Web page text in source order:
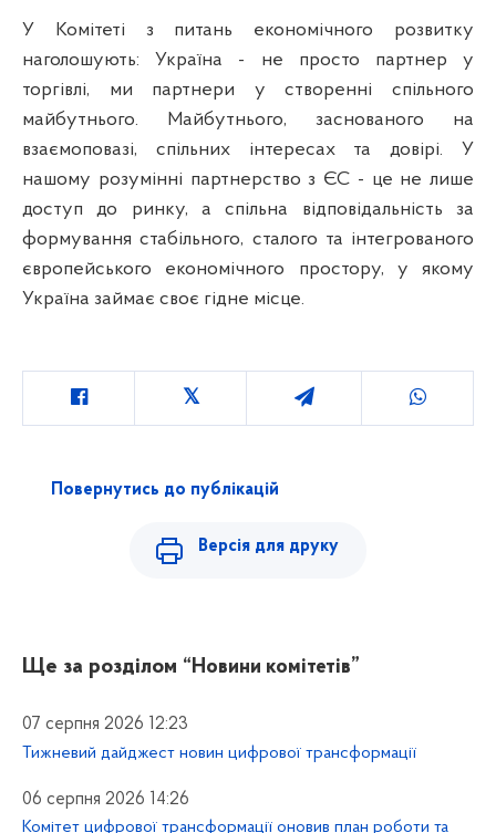
У Комітеті з питань економічного розвитку
наголошують: Україна - не просто партнер у
торгівлі, ми партнери у створенні спільного
майбутнього. Майбутнього, заснованого на
взаємоповазі, спільних інтересах та довірі. У
нашому розумінні партнерство з ЄС - це не лише
доступ до ринку, а спільна відповідальність за
формування стабільного, сталого та інтегрованого
європейського економічного простору, у якому
Україна займає своє гідне місце.
Повернутись до публікацій
Версія для друку
Ще за розділом “Новини комітетів”
07 серпня 2026 12:23
Тижневий дайджест новин цифрової трансформації
06 серпня 2026 14:26
Комітет цифрової трансформації оновив план роботи та